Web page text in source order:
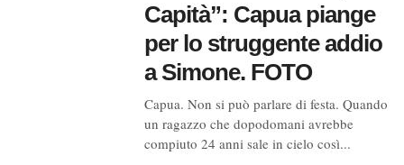
Capità”: Capua piange
per lo struggente addio
a Simone. FOTO
Capua. Non si può parlare di festa. Quando
un ragazzo che dopodomani avrebbe
compiuto 24 anni sale in cielo così...